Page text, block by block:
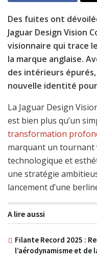
Des fuites ont
Jaguar Design Vision
visionnaire qui trace
la marque anglaise.
des intérieurs
nouvelle identité
La Jaguar Design
est bien plus qu’un
transformation
marquant un tournant
technologique et
une stratégie
lancement d’une
A lire aussi
Filante Record 2025 :
l’aérodynamisme et